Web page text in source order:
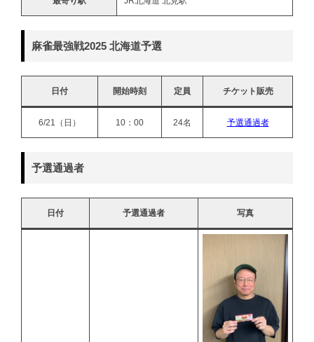
麻雀最強戦2025 北海道予選
日付 開始時刻 定員 チケット販売
6/21（日） 10：00 24名 予選通過者
予選通過者
日付 予選通過者 写真